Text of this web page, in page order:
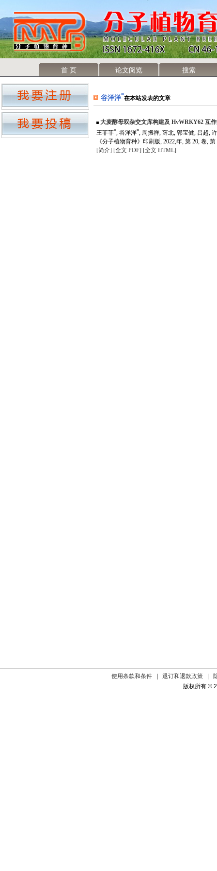
首 页 论文阅览 搜索
谷洋洋*在本站发表的文章
大麦酵母双杂交文库构建及 HvWRKY62 互
王菲菲* , 谷洋洋*
, 周振祥, 薛北, 郭宝健, 吕超,
《分子植物育种》印刷版, 2022,年, 第 20, 卷, 第
[简介] [全文 PDF] [全文 HTML]
使用条款和条件 | 退订和退款政策 |
版权所有 ©